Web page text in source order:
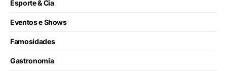
Esporte & Cia
Eventos e Shows
Famosidades
Gastronomia